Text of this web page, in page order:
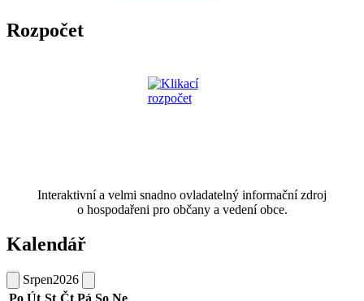
Rozpočet
Interaktivní a velmi snadno ovladatelný informační zdroj
o hospodařeni pro občany a vedení obce.
Kalendář
Srpen2026